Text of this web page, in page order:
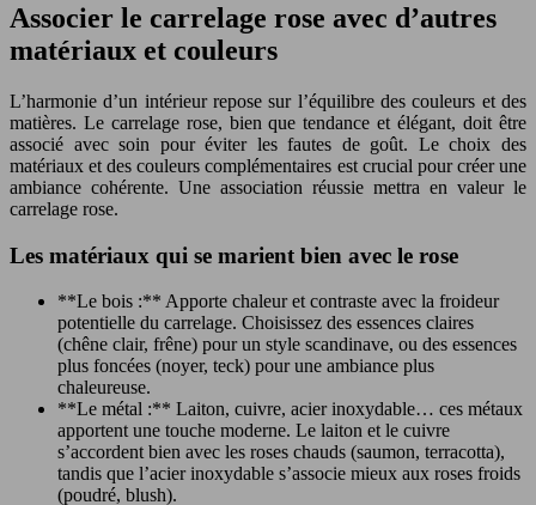
Associer le carrelage rose avec d’autres
matériaux et couleurs
L’harmonie d’un intérieur repose sur l’équilibre des couleurs et des
matières. Le carrelage rose, bien que tendance et élégant, doit être
associé avec soin pour éviter les fautes de goût. Le choix des
matériaux et des couleurs complémentaires est crucial pour créer une
ambiance cohérente. Une association réussie mettra en valeur le
carrelage rose.
Les matériaux qui se marient bien avec le rose
**Le bois :** Apporte chaleur et contraste avec la froideur
potentielle du carrelage. Choisissez des essences claires
(chêne clair, frêne) pour un style scandinave, ou des essences
plus foncées (noyer, teck) pour une ambiance plus
chaleureuse.
**Le métal :** Laiton, cuivre, acier inoxydable… ces métaux
apportent une touche moderne. Le laiton et le cuivre
s’accordent bien avec les roses chauds (saumon, terracotta),
tandis que l’acier inoxydable s’associe mieux aux roses froids
(poudré, blush).